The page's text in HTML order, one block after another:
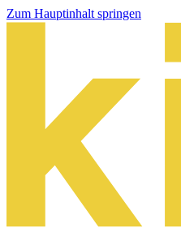
Zum Hauptinhalt springen